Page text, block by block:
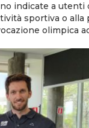
indicate a utenti
sportiva o alla
olimpica